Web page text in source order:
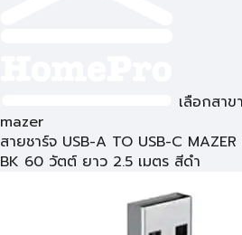
เลือกสาขา
mazer
สายชาร์จ USB-A TO USB-C
BK 60 วัตต์ ยาว 2.5 เมตร สีดำ